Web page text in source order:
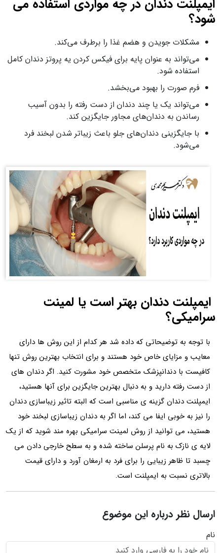
ایمپلنت دندان در چه مواردی استفاده می
شود؟
مشکلات جویدن و هضم غذا را برطرف می‌کند.
می‌تواند به عنوان پایه برای فیکس کردن یه پروتز دندان کامل
استفاده شود.
فرم صورت را بهبود می‌بخشد.
می‌تواند یک یا چند دندان از دست رفته را بدون آسیب
رساندن به دندان‌های مجاور جایگزین کند.
با جایگزینی دندان‌های جلو باعث زیباتر شدن لبخند فرد
می‌شود.
ایمپلنت دندان بهتر است یا لمینت
سرامیکی؟
با توجه به توضیحاتی که داده شد هر کدام از این روش ها دارای
معایب و مزایای خاص خود هستند و برای انتخاب بهترین روش تنها
کافیست با دندانپزشک متخصص خود مشورت کنید. اگر دندان های
از دست رفته دارید و به دنبال بهترین جایگزین برای آنها هستید،
ایمپلنت دندان گزینه ی مناسبی است که البته تاثیر زیباسازی دندان
را نیز به خوبی ایفا می کند، اما اگر به دندان زیباسازی لبخند خود
هستید، می توانید از روش لمینت سرامیکی بهره مند شوید که از یک
لایه ی نازک به نام پرسلن ساخته شده و به سطح خارجی دادن می
چسبد تا ظاهر زیبایی را برای فرد به ارمغان آورد و دارای قیمت
بالاتری نسبت به ایمپلنت است.
ارسال نظر درباره این موضوع
نام